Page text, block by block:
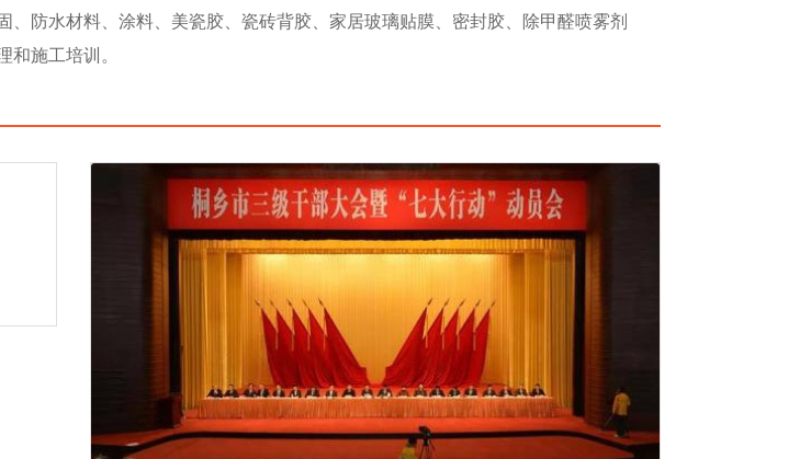
、防水材料、 涂料、 美瓷胶、瓷砖背胶、 家居玻璃贴膜 、密封胶、除甲醛喷雾剂
和施工培训。